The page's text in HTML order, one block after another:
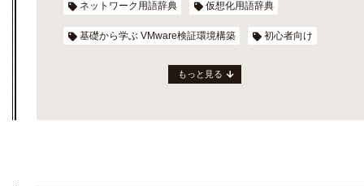
ネットワーク用語辞典 仮想化用語辞典
基礎から学ぶ VMware検証環境構築 初心者向け
もっと見る